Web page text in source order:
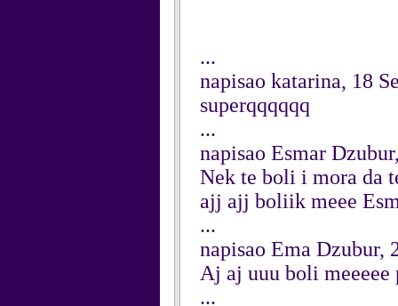
...
napisao katarina, 18
superqqqqqq
...
napisao Esmar
Nek te boli i mora da
ajj ajj boliik meee
...
napisao Ema Dzubur,
Aj aj uuu boli
...